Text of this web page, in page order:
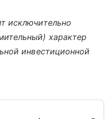
исключительно
характер
инвестиционной